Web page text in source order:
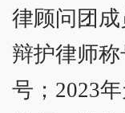
律顾问团
辩护律师
号；2023